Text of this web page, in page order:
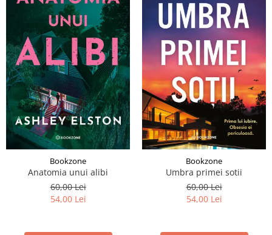
Bookzone
Anatomia unui alibi
60,00 Lei
54,00 Lei
Bookzone
Umbra primei sotii
60,00 Lei
54,00 Lei